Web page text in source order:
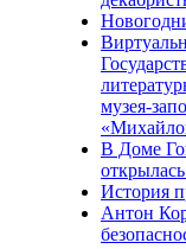
музея-
В Доме
История
Антон